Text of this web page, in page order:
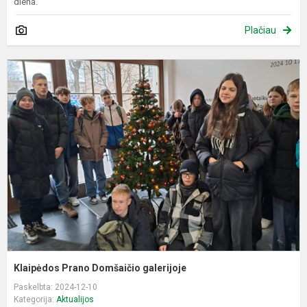
Plačiau
Klaipėdos Prano Domšaičio galerijoje
Paskelbta: 2024-12-10
Kategorija: Aktualijos